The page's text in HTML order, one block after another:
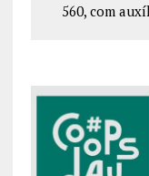
560, com